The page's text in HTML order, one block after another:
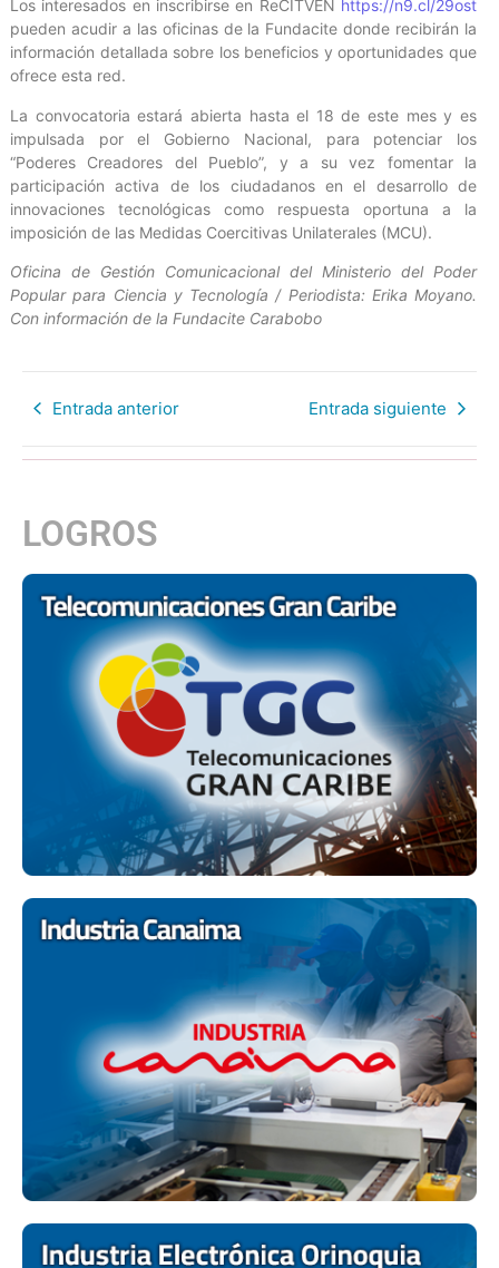
Los interesados en inscribirse en ReCITVEN https://n9.cl/29ost
pueden acudir a las oficinas de la Fundacite donde recibirán la
información detallada sobre los beneficios y oportunidades que
ofrece esta red.
La convocatoria estará abierta hasta el 18 de este mes y es
impulsada por el Gobierno Nacional, para potenciar los
“Poderes Creadores del Pueblo”, y a su vez fomentar la
participación activa de los ciudadanos en el desarrollo de
innovaciones tecnológicas como respuesta oportuna a la
imposición de las Medidas Coercitivas Unilaterales (MCU).
Oficina de Gestión Comunicacional del Ministerio del Poder
Popular para Ciencia y Tecnología / Periodista: Erika Moyano.
Con información de la Fundacite Carabobo
Entrada anterior Entrada siguiente
LOGROS